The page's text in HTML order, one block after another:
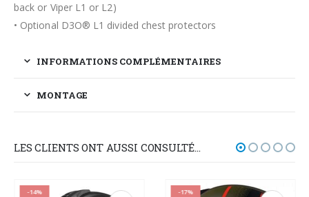
back or Viper L1 or L2)
• Optional D3O® L1 divided chest protectors
INFORMATIONS COMPLÉMENTAIRES
MONTAGE
LES CLIENTS ONT AUSSI CONSULTÉ…
-14% -17%